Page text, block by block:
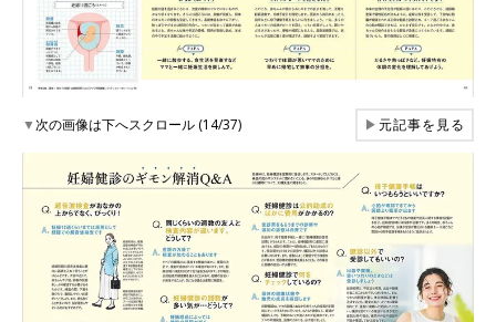
▼次の画像は下へスクロール (14/37) ▶元記事を見る